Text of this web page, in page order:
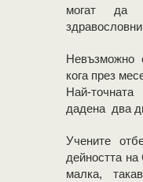
могат да
Невъзможно
кога през
Най-
дадена два
Учените
дейността
малка,